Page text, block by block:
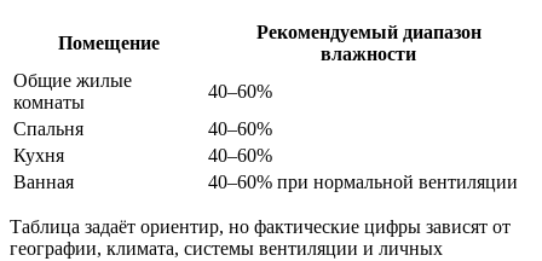
Помещение
Рекомендуемый диапазон
влажности
Общие жилые
комнаты
40–60%
Спальня
40–60%
Кухня
40–60%
Ванная
40–60% при нормальной вентиляции
Таблица задаёт ориентир, но фактические цифры зависят от
географии, климата, системы вентиляции и личных